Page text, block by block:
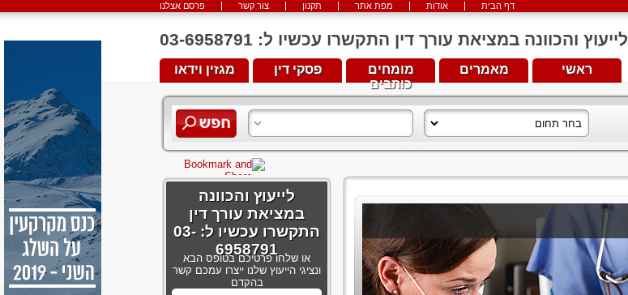
פרסם אצלנו צור קשר תקנון מפת אתר אודות דף הבית
לייעוץ והכוונה במציאת עורך דין התקשרו עכשיו ל: 03-6958791
מגזין וידאו פסקי דין
מומחים
כותבים
מאמרים ראשי
לייעוץ והכוונה
במציאת עורך דין
התקשרו עכשיו ל: 03-
6958791
או שלחו פרטיכם בטופס הבא
ונציגי הייעוץ שלנו ייצרו עמכם קשר
בהקדם